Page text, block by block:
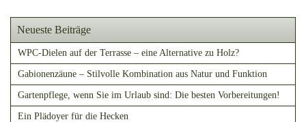
Neueste Beiträge
WPC-Dielen auf der Terrasse – eine Alternative zu Holz?
Gabionenzäune – Stilvolle Kombination aus Natur und Funktion
Gartenpflege, wenn Sie im Urlaub sind: Die besten Vorbereitungen!
Ein Plädoyer für die Hecken